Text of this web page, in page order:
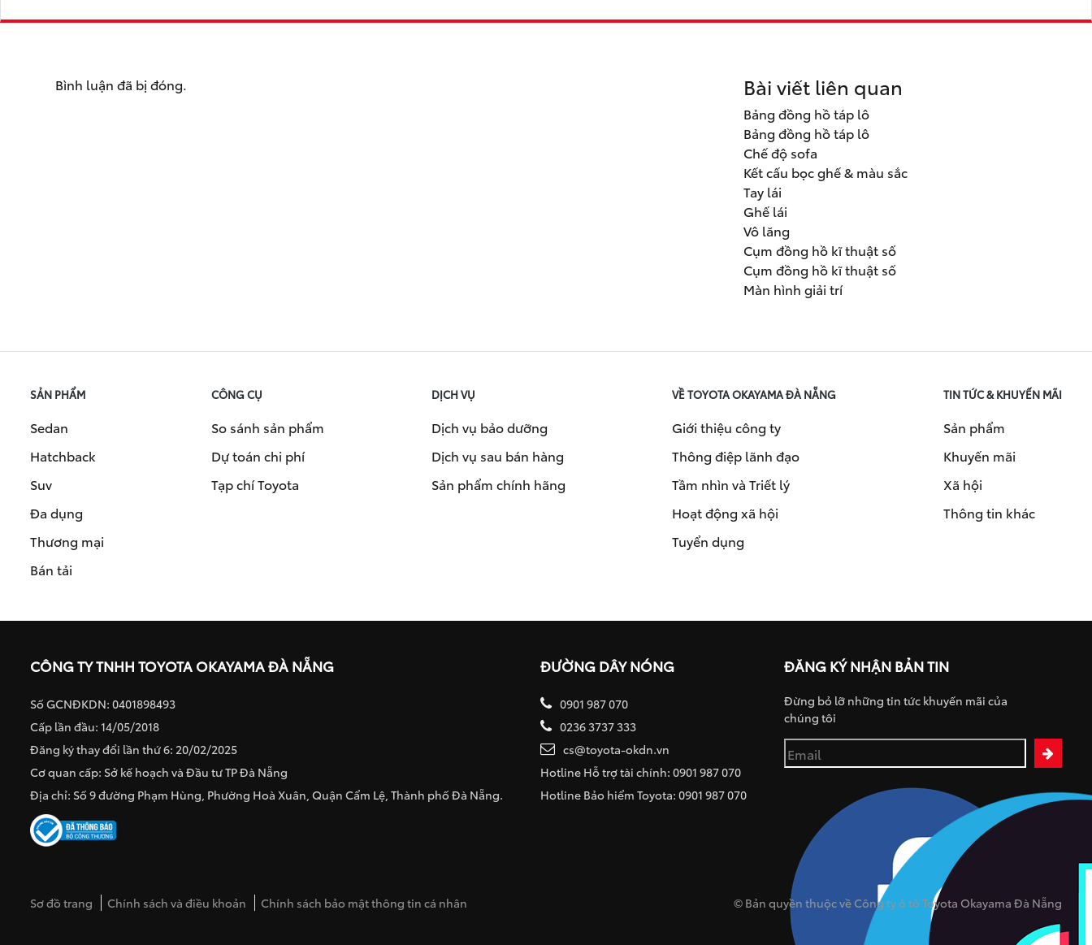
Bình luận đã bị đóng. Bài viết liên quan
Bảng đồng hồ táp lô
Bảng đồng hồ táp lô
Chế độ sofa
Kết cấu bọc ghế & màu sắc
Tay lái
Ghế lái
Vô lăng
Cụm đồng hồ kĩ thuật số
Cụm đồng hồ kĩ thuật số
Màn hình giải trí
SẢN PHẨM
Sedan
Hatchback
Suv
Đa dụng
Thương mại
Bán tải
CÔNG CỤ
So sánh sản phẩm
Dự toán chi phí
Tạp chí Toyota
DỊCH VỤ
Dịch vụ bảo dưỡng
Dịch vụ sau bán hàng
Sản phẩm chính hãng
VỀ TOYOTA OKAYAMA ĐÀ NẴNG
Giới thiệu công ty
Thông điệp lãnh đạo
Tầm nhìn và Triết lý
Hoạt động xã hội
Tuyển dụng
TIN TỨC & KHUYẾN MÃI
Sản phẩm
Khuyến mãi
Xã hội
Thông tin khác
CÔNG TY TNHH TOYOTA OKAYAMA ĐÀ NẴNG
Số GCNĐKDN: 0401898493
Cấp lần đầu: 14/05/2018
Đăng ký thay đổi lần thứ 6: 20/02/2025
Cơ quan cấp: Sở kế hoạch và Đầu tư TP Đà Nẵng
Địa chỉ: Số 9 đường Phạm Hùng, Phường Hoà Xuân, Quận Cẩm Lệ, Thành phố Đà Nẵng.
ĐƯỜNG DÂY NÓNG
0901 987 070
0236 3737 333
cs@toyota-okdn.vn
Hotline Hỗ trợ tài chính: 0901 987 070
Hotline Bảo hiểm Toyota: 0901 987 070
ĐĂNG KÝ NHẬN BẢN TIN
Đừng bỏ lỡ những tin tức khuyến mãi của
chúng tôi
Sơ đồ trang Chính sách và điều khoản Chính sách bảo mật thông tin cá nhân © Bản quyền thuộc về Công ty ô tô Toyota Okayama Đà Nẵng